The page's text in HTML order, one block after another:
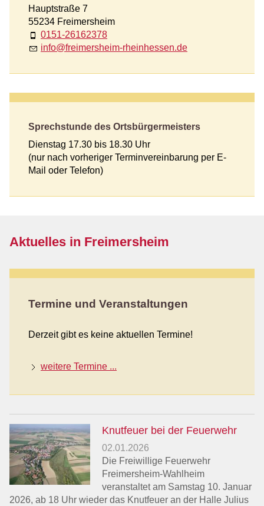
Hauptstraße 7
55234 Freimersheim
0151-26162378
nf
fr m rsh m-rh nh ss n d
Sprechstunde des Ortsbürgermeisters
Dienstag 17.30 bis 18.30 Uhr
(nur nach vorheriger Terminvereinbarung per E-
Mail oder Telefon)
Aktuelles in Freimersheim
Termine und Veranstaltungen
Derzeit gibt es keine aktuellen Termine!
weitere Termine ...
Knutfeuer bei der Feuerwehr
02.01.2026
Die Freiwillige Feuerwehr
Freimersheim-Wahlheim
veranstaltet am Samstag 10. Januar
2026, ab 18 Uhr wieder das Knutfeuer an der Halle Julius